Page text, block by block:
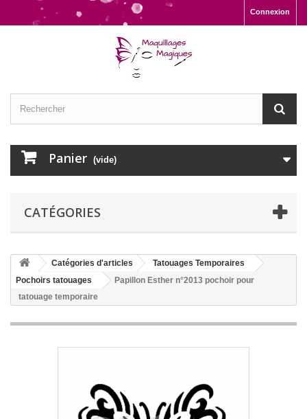
Connexion
Panier (vide)
CATÉGORIES
Catégories d'articles
Tatouages Temporaires
Pochoirs tatouages
Papillon Esther n°2013 pochoir pour
tatouage temporaire